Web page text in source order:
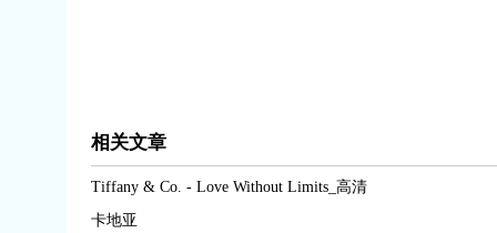
相关文章
Tiffany & Co. - Love Without Limits_高清
卡地亚